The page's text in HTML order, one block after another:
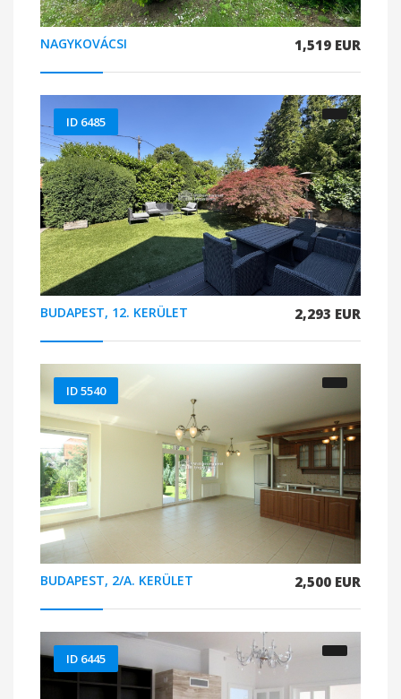
NAGYKOVÁCSI 1,519 EUR
BUDAPEST, 12. KERÜLET 2,293 EUR
ID 6485
BUDAPEST, 2/A. KERÜLET 2,500 EUR
ID 5540
ID 6445